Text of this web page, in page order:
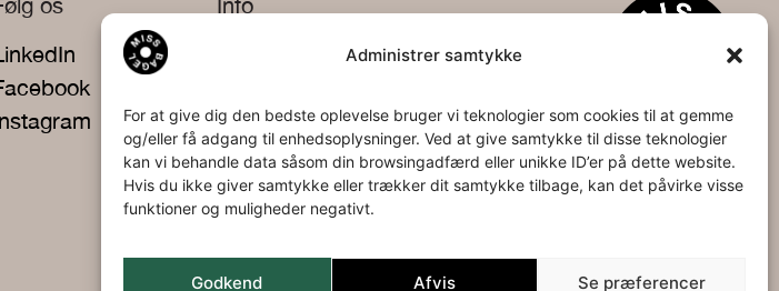
Administrer samtykke
For at give dig den bedste oplevelse bruger vi teknologier som cookies til at gemme
og/eller få adgang til enhedsoplysninger. Ved at give samtykke til disse teknologier
kan vi behandle data såsom din browsingadfærd eller unikke ID’er på dette website.
Hvis du ikke giver samtykke eller trækker dit samtykke tilbage, kan det påvirke visse
funktioner og muligheder negativt.
Godkend Afvis Se præferencer
Privatspolitik & Cookies